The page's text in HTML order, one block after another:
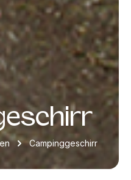
Campinggeschirr